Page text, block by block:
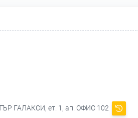
ГАЛАКСИ, ет. 1, ап. ОФИС 102